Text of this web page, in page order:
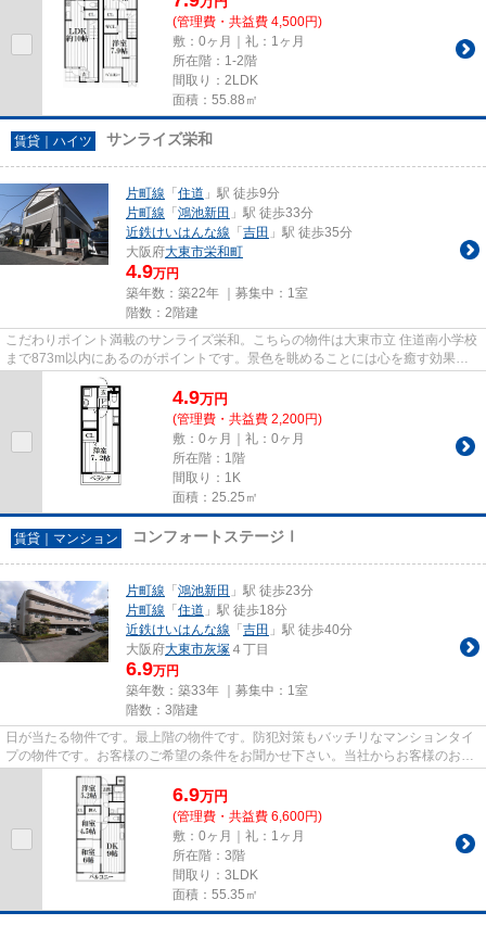
(管理費・共益費 4,500円)
敷：0ヶ月｜礼：1ヶ月
所在階：1-2階
間取り：2LDK
面積：55.88㎡
賃貸｜ハイツ サンライズ栄和
片町線 「 住道 」駅 徒歩9分
片町線 「 鴻池新田 」駅 徒歩33分
近鉄けいはんな線 「 吉田 」駅 徒歩35分
大阪府大東市栄和町
4.9万円
築年数：築22年 ｜募集中： 1室
階数：2階建
こだわりポイント満載のサンライズ栄和。こちらの物件は大東市立 住道南小学校
まで873m以内にあるのがポイントです。景色を眺めることには心を癒す効果が
あり、視力低下の恐れも少なく...
4.9万円
(管理費・共益費 2,200円)
敷：0ヶ月｜礼：0ヶ月
所在階：1階
間取り：1K
面積：25.25㎡
賃貸｜マンション コンフォートステージⅠ
片町線 「 鴻池新田 」駅 徒歩23分
片町線 「 住道 」駅 徒歩18分
近鉄けいはんな線 「 吉田 」駅 徒歩40分
大阪府大東市灰塚 ４丁目
6.9万円
築年数：築33年 ｜募集中： 1室
階数：3階建
日が当たる物件です。最上階の物件です。防犯対策もバッチリなマンションタイ
プの物件です。お客様のご希望の条件をお聞かせ下さい。当社からお客様のお求
めの条件に合った物件をご紹...
6.9万円
(管理費・共益費 6,600円)
敷：0ヶ月｜礼：1ヶ月
所在階：3階
間取り：3LDK
面積：55.35㎡